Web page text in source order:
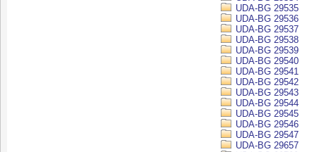
UDA-BG 29535
UDA-BG 29536
UDA-BG 29537
UDA-BG 29538
UDA-BG 29539
UDA-BG 29540
UDA-BG 29541
UDA-BG 29542
UDA-BG 29543
UDA-BG 29544
UDA-BG 29545
UDA-BG 29546
UDA-BG 29547
UDA-BG 29657